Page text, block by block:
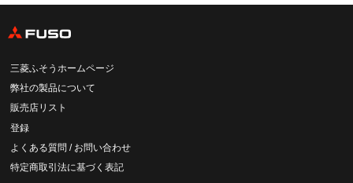
三菱ふそうホームページ
弊社の製品について
販売店リスト
登録
よくある質問 / お問い合わせ
特定商取引法に基づく表記